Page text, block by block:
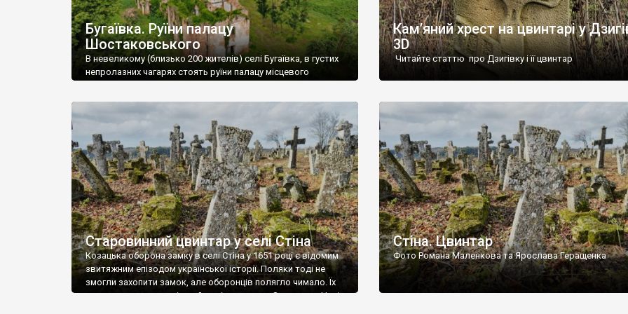
Бугаївка. Руїни палацу
Шостаковського
В невеликому (близько 200 жителів) селі Бугаївка, в густих
непролазних чагарях стоять руїни палацу місцевого
потім клуб, ще пізніше – гуртожиток. У 60-х роках минулого
століття тут розмістили туберкульозну лікарню. Коли із
палацу виїхала лікарня – ми точно не […]
Кам’яний хрест на цвинтарі у
3D
Читайте статтю про Дзигівку і її цвинтар
Старовинний цвинтар у селі Стіна
Козацька оборона замку в селі Стіна у 1651 році є відомим
звитяжним епізодом української історії. Поляки тоді не
змогли захопити замок, але оборонців полягло чимало. Їх
поховали на цвинтарі, який тоді називався Замковим. Нині
Стіна. Цвинтар
Фото Романа Маленкова та Ярослава Геращенка